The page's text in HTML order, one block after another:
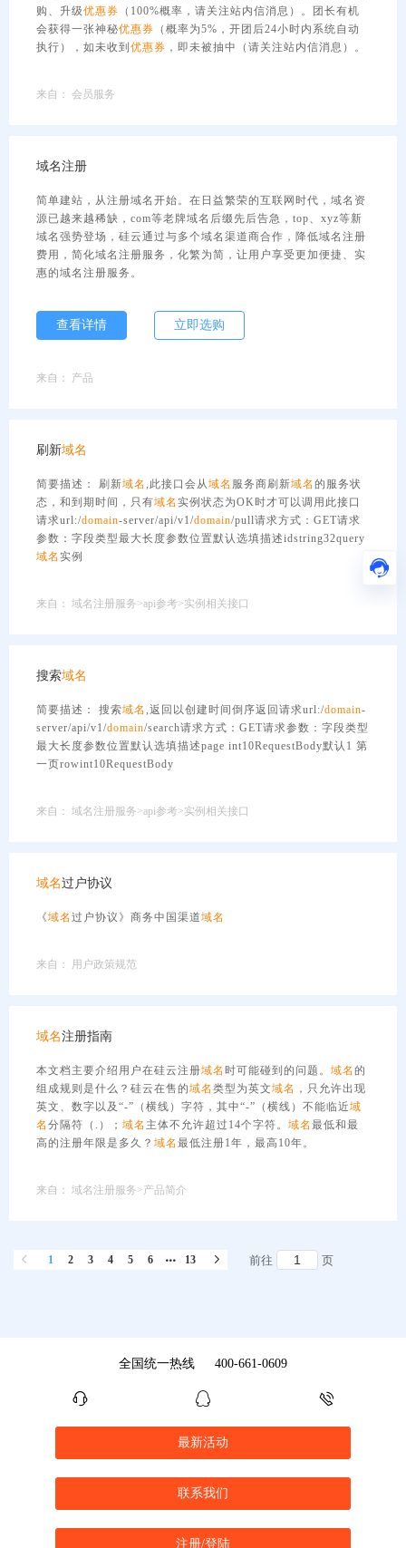
购、升级优惠券 （100%概率，请关注站内信消息）。团长有机
会获得一张神秘优惠券 （概率为5%，开团后24小时内系统自动
执行），如未收到 优惠券 ，即未被抽中（请关注站内信消息）。
来自： 会员服务
域名注册
简单建站，从注册域名 开始。在日益繁荣的互联网时代， 域名 资
源已越来越稀缺，com等老牌域名 后缀先后告急，top、xyz等新
域名 强势登场，硅云通过与多个域名 渠道商合作，降低域名 注册
费用，简化域名 注册服务，化繁为简，让用户享受更加便捷、实
惠的域名 注册服务。
查看详情 立即选购
来自： 产品
刷新域名
简要描述： 刷新域名 ,此接口会从域名 服务商刷新域名 的服务状
态，和到期时间，只有域名 实例状态为OK时才可以调用此接口
请求url:/domain-server/api/v1/domain/pull请求方式：GET请求
参数：字段类型最大长度参数位置默认选填描述idstring32query
域名 实例
来自： 域名注册服务>api参考>实例相关接口
搜索域名
简要描述： 搜索域名 ,返回以创建时间倒序返回请求url:/domain-
server/api/v1/domain/search请求方式：GET请求参数：字段类型
最大长度参数位置默认选填描述page int10RequestBody默认1 第
一页rowint10RequestBody
来自： 域名注册服务>api参考>实例相关接口
域名过户协议
《域名 过户协议》商务中国渠道域名
来自： 用户政策规范
域名注册指南
本文档主要介绍用户在硅云注册域名 时可能碰到的问题。 域名 的
组成规则是什么？硅云在售的域名 类型为英文域名 ，只允许出现
英文、数字以及“-”（横线）字符，其中“-”（横线）不能临近域
名 分隔符（.）； 域名 主体不允许超过14个字符。 域名 最低和最
高的注册年限是多久？ 域名 最低注册1年，最高10年。
来自： 域名注册服务>产品简介
1 2 3 4 5 6 13 前往 页
全国统一热线 400-661-0609
最新活动
联系我们
注册/登陆